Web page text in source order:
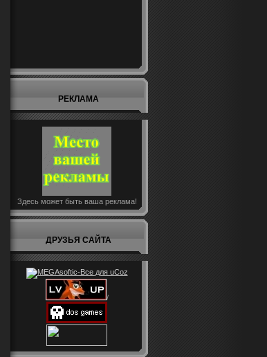
РЕКЛАМА
Здесь может быть ваша реклама!
ДРУЗЬЯ САЙТА
/